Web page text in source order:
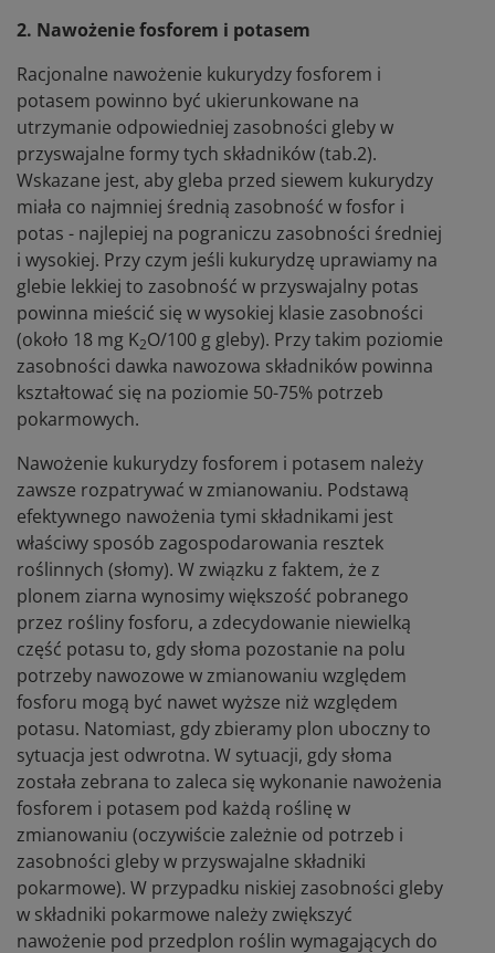
2. Nawożenie fosforem i potasem
Racjonalne nawożenie kukurydzy fosforem i
potasem powinno być ukierunkowane na
utrzymanie odpowiedniej zasobności gleby w
przyswajalne formy tych składników (tab.2).
Wskazane jest, aby gleba przed siewem kukurydzy
miała co najmniej średnią zasobność w fosfor i
potas - najlepiej na pograniczu zasobności średniej
i wysokiej. Przy czym jeśli kukurydzę uprawiamy na
glebie lekkiej to zasobność w przyswajalny potas
powinna mieścić się w wysokiej klasie zasobności
(około 18 mg K2O/100 g gleby). Przy takim poziomie
zasobności dawka nawozowa składników powinna
kształtować się na poziomie 50-75% potrzeb
pokarmowych.
Nawożenie kukurydzy fosforem i potasem należy
zawsze rozpatrywać w zmianowaniu. Podstawą
efektywnego nawożenia tymi składnikami jest
właściwy sposób zagospodarowania resztek
roślinnych (słomy). W związku z faktem, że z
plonem ziarna wynosimy większość pobranego
przez rośliny fosforu, a zdecydowanie niewielką
część potasu to, gdy słoma pozostanie na polu
potrzeby nawozowe w zmianowaniu względem
fosforu mogą być nawet wyższe niż względem
potasu. Natomiast, gdy zbieramy plon uboczny to
sytuacja jest odwrotna. W sytuacji, gdy słoma
została zebrana to zaleca się wykonanie nawożenia
fosforem i potasem pod każdą roślinę w
zmianowaniu (oczywiście zależnie od potrzeb i
zasobności gleby w przyswajalne składniki
pokarmowe). W przypadku niskiej zasobności gleby
w składniki pokarmowe należy zwiększyć
nawożenie pod przedplon roślin wymagających do